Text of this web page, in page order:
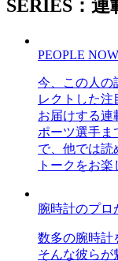
SERIES：連
PEOPLE NOW
今、この人の
レクトした
お届けする連
ポーツ選手ま
で、他では読
トークをお楽
腕時計のプロ
数多の腕時計
そんな彼らが